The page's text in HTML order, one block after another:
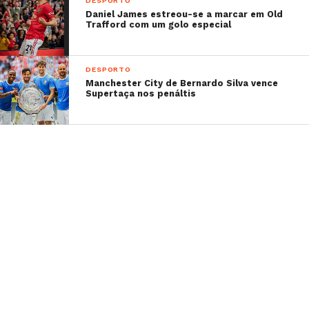
Daniel James estreou-se a marcar em Old
Trafford com um golo especial
DESPORTO
Manchester City de Bernardo Silva vence
Supertaça nos penáltis